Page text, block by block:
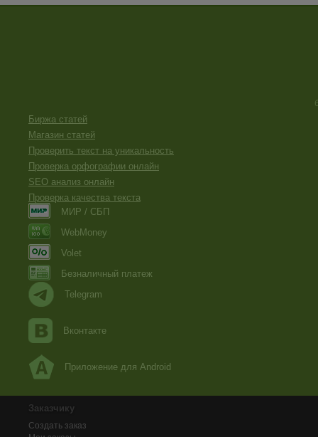
Биржа статей
Магазин статей
Проверить текст на уникальность
Проверка орфографии онлайн
SEO анализ онлайн
Проверка качества текста
МИР / СБП
WebMoney
Volet
Безналичный платеж
Telegram
Вконтакте
Приложение для Android
Заказчику
Создать заказ